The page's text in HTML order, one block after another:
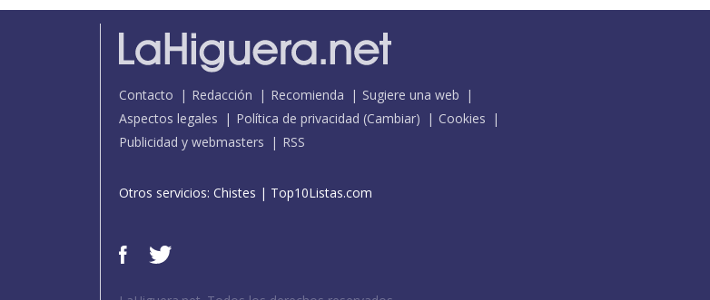
Contacto Redacción Recomienda
Sugiere una web
Aspectos legales
Política de privacidad (Cambiar)
Cookies
Publicidad y webmasters
RSS
Otros servicios: Chistes | Top10Listas.com